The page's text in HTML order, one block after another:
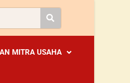
MITRA USAHA